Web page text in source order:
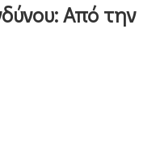
Από την